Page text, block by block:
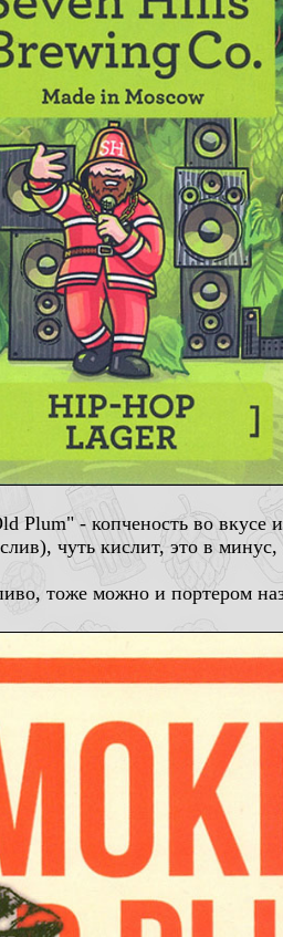
Plum" - копченость во вкусе
чуть кислит, это в
тоже можно и портером